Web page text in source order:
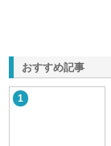
おすすめ記事
1